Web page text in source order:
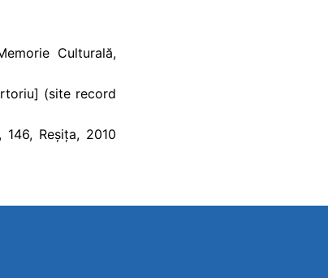
Culturală,
(site record
Reșița, 2010